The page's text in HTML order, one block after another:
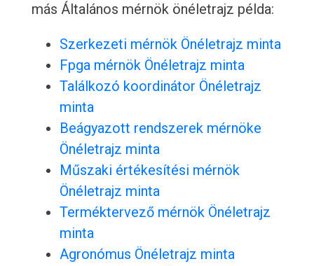
más Általános mérnök önéletrajz példa:
Szerkezeti mérnök Önéletrajz minta
Fpga mérnök Önéletrajz minta
Találkozó koordinátor Önéletrajz
minta
Beágyazott rendszerek mérnöke
Önéletrajz minta
Műszaki értékesítési mérnök
Önéletrajz minta
Terméktervező mérnök Önéletrajz
minta
Agronómus Önéletrajz minta